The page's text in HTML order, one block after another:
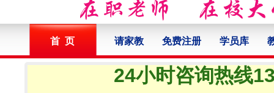
首 页 请家教 免费注册 学员库
24小时咨询热线